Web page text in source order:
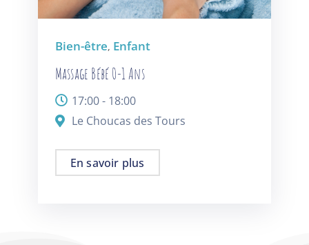
Bien-être, Enfant
Massage Bébé 0-1 Ans
17:00 - 18:00
Le Choucas des Tours
En savoir plus